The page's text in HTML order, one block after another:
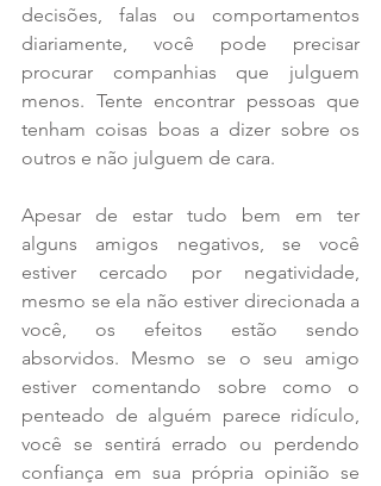
decisões, falas ou comportamentos
diariamente, você pode precisar
procurar companhias que julguem
menos. Tente encontrar pessoas que
tenham coisas boas a dizer sobre os
outros e não julguem de cara.
Apesar de estar tudo bem em ter
alguns amigos negativos, se você
estiver cercado por negatividade,
mesmo se ela não estiver direcionada a
você, os efeitos estão sendo
absorvidos. Mesmo se o seu amigo
estiver comentando sobre como o
penteado de alguém parece ridículo,
você se sentirá errado ou perdendo
confiança em sua própria opinião se